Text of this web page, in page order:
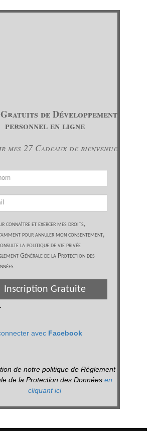
de Développement
personnel en ligne
mes 27 Cadeaux de bienvenue
connaître et exercer mes droits,
pour annuler mon consentement,
la politique de vie privée
Générale de la Protection des
Inscription Gratuite
avec Facebook
de notre politique de Réglement
de la Protection des Données en
cliquant ici